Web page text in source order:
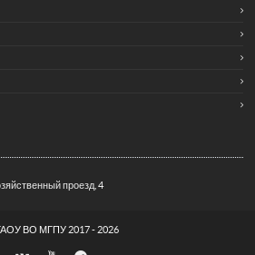
проезд, 4
ВО МГПУ 2017 - 2026